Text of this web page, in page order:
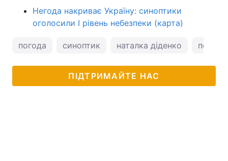
Негода накриває Україну: синоптики
оголосили І рівень небезпеки (карта)
погода синоптик наталка діденко погода
ПІДТРИМАЙТЕ НАС